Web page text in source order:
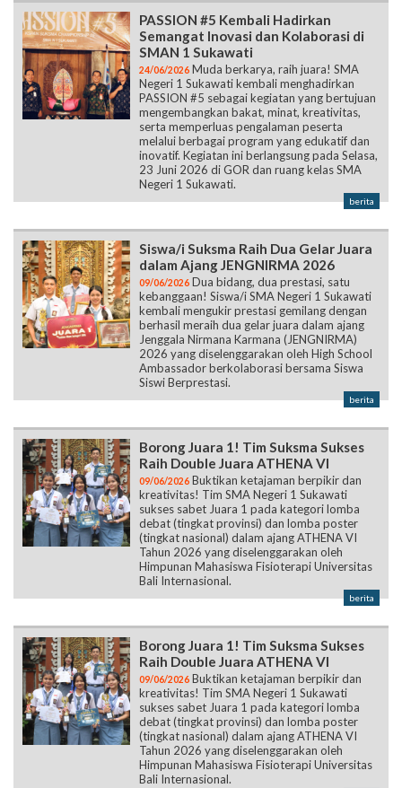
PASSION #5 Kembali Hadirkan
Semangat Inovasi dan Kolaborasi di
SMAN 1 Sukawati
24/06/2026 Muda berkarya, raih juara! SMA
Negeri 1 Sukawati kembali menghadirkan
PASSION #5 sebagai kegiatan yang bertujuan
mengembangkan bakat, minat, kreativitas,
serta memperluas pengalaman peserta
melalui berbagai program yang edukatif dan
inovatif. Kegiatan ini berlangsung pada Selasa,
23 Juni 2026 di GOR dan ruang kelas SMA
Negeri 1 Sukawati.
berita
Siswa/i Suksma Raih Dua Gelar Juara
dalam Ajang JENGNIRMA 2026
09/06/2026 Dua bidang, dua prestasi, satu
kebanggaan! Siswa/i SMA Negeri 1 Sukawati
kembali mengukir prestasi gemilang dengan
berhasil meraih dua gelar juara dalam ajang
Jenggala Nirmana Karmana (JENGNIRMA)
2026 yang diselenggarakan oleh High School
Ambassador berkolaborasi bersama Siswa
Siswi Berprestasi.
berita
Borong Juara 1! Tim Suksma Sukses
Raih Double Juara ATHENA VI
09/06/2026 Buktikan ketajaman berpikir dan
kreativitas! Tim SMA Negeri 1 Sukawati
sukses sabet Juara 1 pada kategori lomba
debat (tingkat provinsi) dan lomba poster
(tingkat nasional) dalam ajang ATHENA VI
Tahun 2026 yang diselenggarakan oleh
Himpunan Mahasiswa Fisioterapi Universitas
Bali Internasional.
berita
Borong Juara 1! Tim Suksma Sukses
Raih Double Juara ATHENA VI
09/06/2026 Buktikan ketajaman berpikir dan
kreativitas! Tim SMA Negeri 1 Sukawati
sukses sabet Juara 1 pada kategori lomba
debat (tingkat provinsi) dan lomba poster
(tingkat nasional) dalam ajang ATHENA VI
Tahun 2026 yang diselenggarakan oleh
Himpunan Mahasiswa Fisioterapi Universitas
Bali Internasional.